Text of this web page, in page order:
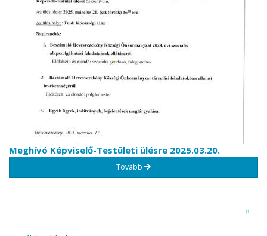
Meghívó Képviselő-Testületi ülésre 2025.03.20.
Tovább
››